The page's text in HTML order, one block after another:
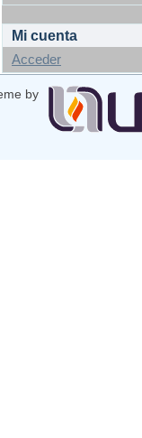
Mi cuenta
Acceder
by